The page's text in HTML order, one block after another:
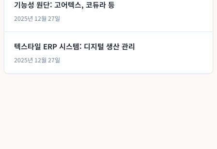
기능성 원단: 고어텍스, 코듀라 등
2025년 12월 27일
텍스타일 ERP 시스템: 디지털 생산 관리
2025년 12월 27일